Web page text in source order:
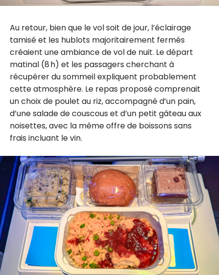
Au retour, bien que le vol soit de jour, l’éclairage
tamisé et les hublots majoritairement fermés
créaient une ambiance de vol de nuit. Le départ
matinal (8 h) et les passagers cherchant à
récupérer du sommeil expliquent probablement
cette atmosphère. Le repas proposé comprenait
un choix de poulet au riz, accompagné d’un pain,
d’une salade de couscous et d’un petit gâteau aux
noisettes, avec la même offre de boissons sans
frais incluant le vin.